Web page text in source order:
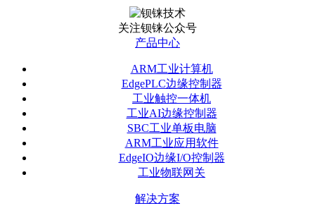
关注钡铼公众号
产品中心
ARM工业计算机
EdgePLC边缘控制器
工业触控一体机
工业AI边缘控制器
SBC工业单板电脑
ARM工业应用软件
EdgeIO边缘I/O控制器
工业物联网关
解决方案